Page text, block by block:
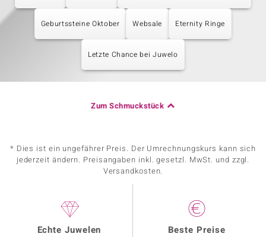
Geburtssteine Oktober Websale Eternity Ringe
Letzte Chance bei Juwelo
Zum Schmuckstück
* Dies ist ein ungefährer Preis. Der Umrechnungskurs kann sich
jederzeit ändern. Preisangaben inkl. gesetzl. MwSt. und zzgl.
Versandkosten.
Echte Juwelen Beste Preise